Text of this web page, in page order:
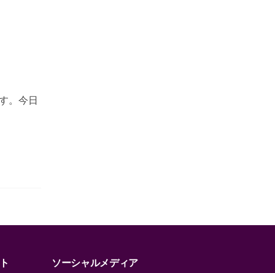
。今日
ソーシャルメディア